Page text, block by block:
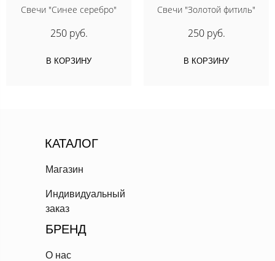
Свечи "Синее серебро"
250 руб.
В КОРЗИНУ
Свечи "Золотой фитиль"
250 руб.
В КОРЗИНУ
КАТАЛОГ
БРЕНД
Магазин
Индивидуальный
заказ
О нас